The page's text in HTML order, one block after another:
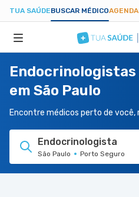
TUA SAÚDEBUSCAR MÉDICO
ESPECIALIDADES
HOSPITAIS
TUASAUDE.COM
em São Paulo
Encontre médicos perto de você,
Endocrinologista
São Paulo Porto Seguro